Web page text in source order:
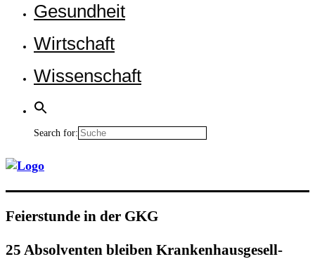
Gesund­heit
Wirt­schaft
Wis­sen­schaft
Search for:
Fei­er­stun­de in der GKG
25 Absol­ven­ten blei­ben Kran­ken­haus­ge­sell­